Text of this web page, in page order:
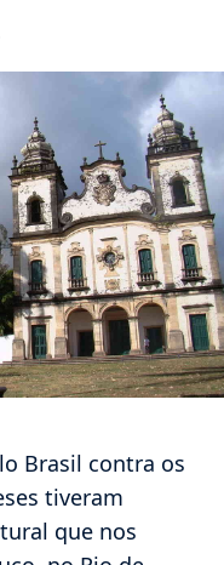
Brasil contra os
tiveram
que nos